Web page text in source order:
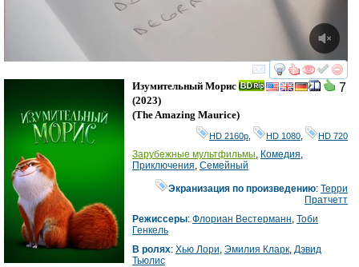
смотреть
7
Изумительный Морис
(2023)
(The Amazing Maurice)
HD 2160р HD 1080 HD 720
Зарубежные мультфильмы Комедия
Приключения Семейный
Экранизация по произведению:Терри
Пратчетт
Режиссеры: Флориан Вестерманн Тоби
Генкель
В ролях: Хью Лори Эмилия Кларк Дэвид
Тьюлис